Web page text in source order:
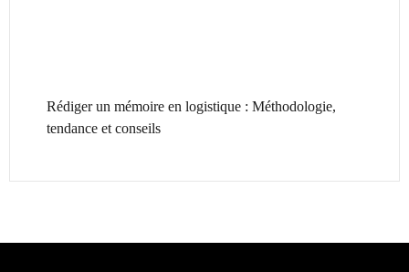
Rédiger un mémoire en logistique : Méthodologie,
tendance et conseils